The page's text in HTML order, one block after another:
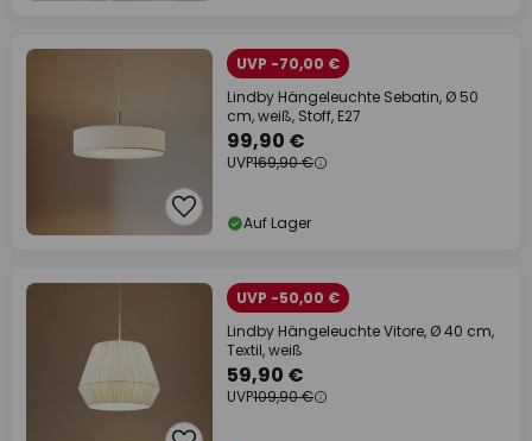
UVP -70,00 €
Lindby Hängeleuchte Sebatin, Ø 50
cm, weiß, Stoff, E27
99,90 €
UVP169,90 €
Auf Lager
UVP -50,00 €
Lindby Hängeleuchte Vitore, Ø 40 cm,
Textil, weiß
59,90 €
UVP109,90 €